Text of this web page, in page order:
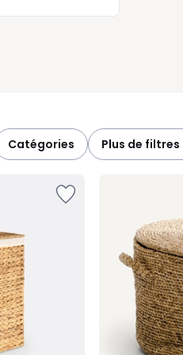
catégories plus de filtres